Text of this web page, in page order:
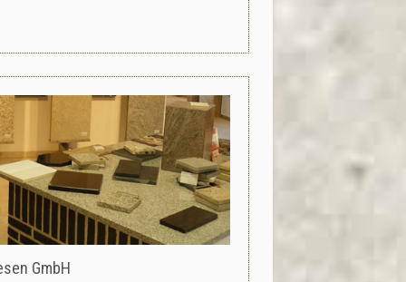
GmbH